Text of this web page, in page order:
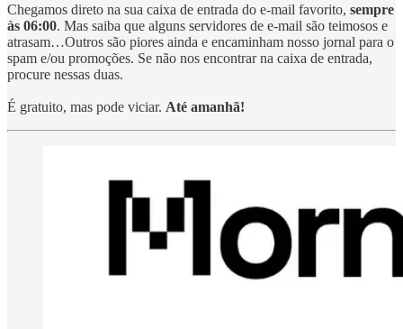
Chegamos direto na sua caixa de entrada do e-mail favorito, sempre
às 06:00. Mas saiba que alguns servidores de e-mail são teimosos e
atrasam…Outros são piores ainda e encaminham nosso jornal para o
spam e/ou promoções. Se não nos encontrar na caixa de entrada,
procure nessas duas.
É gratuito, mas pode viciar. Até amanhã!